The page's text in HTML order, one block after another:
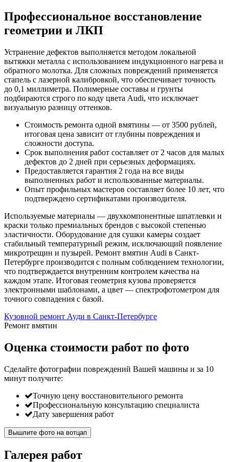
Профессиональное восстановление
геометрии и ЛКП
Устранение дефектов выполняется методом локальной
вытяжки металла с использованием индукционного нагрева и
обратного молотка. Для сложных повреждений применяется
стапель с лазерной калибровкой, что обеспечивает точность
до 0,1 миллиметра. Полимерные составы и грунты
подбираются строго по коду цвета Audi, что исключает
визуальную разницу оттенков.
Стоимость ремонта одной вмятины — от 3500 рублей,
итоговая цена зависит от глубины повреждения и
сложности доступа.
Срок выполнения работ составляет от 2 часов для малых
дефектов до 2 дней при серьезных деформациях.
Предоставляется гарантия 2 года на все виды
выполненных работ и использованные материалы.
Опыт профильных мастеров составляет более 10 лет, что
подтверждено сертификатами производителя.
Используемые материалы — двухкомпонентные шпатлевки и
краски только премиальных брендов с высокой степенью
эластичности. Оборудование для сушки камеры создает
стабильный температурный режим, исключающий появление
микротрещин и пузырей. Ремонт вмятин Audi в Санкт-
Петербурге производится с полным соблюдением технологии,
что подтверждается внутренним контролем качества на
каждом этапе. Итоговая геометрия кузова проверяется
электронными шаблонами, а цвет — спектрофотометром для
точного совпадения с базой.
Кузовной ремонт Ауди в Санкт-Петербурге
Ремонт вмятин
Оценка стоимости работ по фото
Сделайте фотографии повреждений Вашей машины и за 10
минут получите:
Точную цену восстановительного ремонта
Профессиональную консультацию специалиста
Дату завершения работ
Вышлите фото на вотцап
Галерея работ